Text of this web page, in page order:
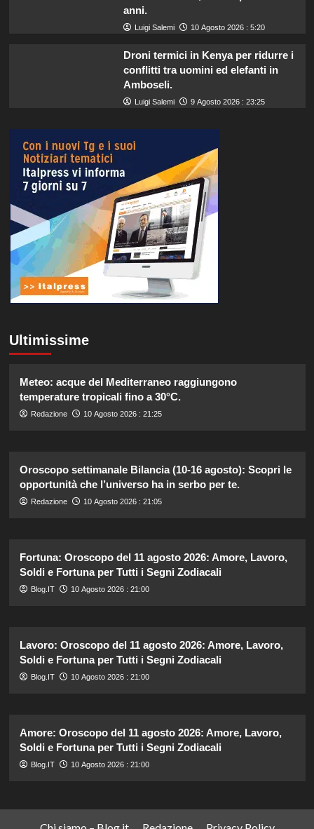
anni.
Luigi Salemi 10 Agosto 2026 : 5:20
Droni termici in Kenya per ridurre i
conflitti tra uomini ed elefanti in
Amboseli.
Luigi Salemi 9 Agosto 2026 : 23:25
Ultimissime
Meteo: acque del Mediterraneo raggiungono
temperature tropicali fino a 30°C.
Redazione 10 Agosto 2026 : 21:25
Oroscopo settimanale Bilancia (10-16 agosto): Scopri le
opportunità che l’universo ha in serbo per te.
Redazione 10 Agosto 2026 : 21:05
Fortuna: Oroscopo del 11 agosto 2026: Amore, Lavoro,
Soldi e Fortuna per Tutti i Segni Zodiacali
Blog.IT 10 Agosto 2026 : 21:00
Lavoro: Oroscopo del 11 agosto 2026: Amore, Lavoro,
Soldi e Fortuna per Tutti i Segni Zodiacali
Blog.IT 10 Agosto 2026 : 21:00
Amore: Oroscopo del 11 agosto 2026: Amore, Lavoro,
Soldi e Fortuna per Tutti i Segni Zodiacali
Blog.IT 10 Agosto 2026 : 21:00